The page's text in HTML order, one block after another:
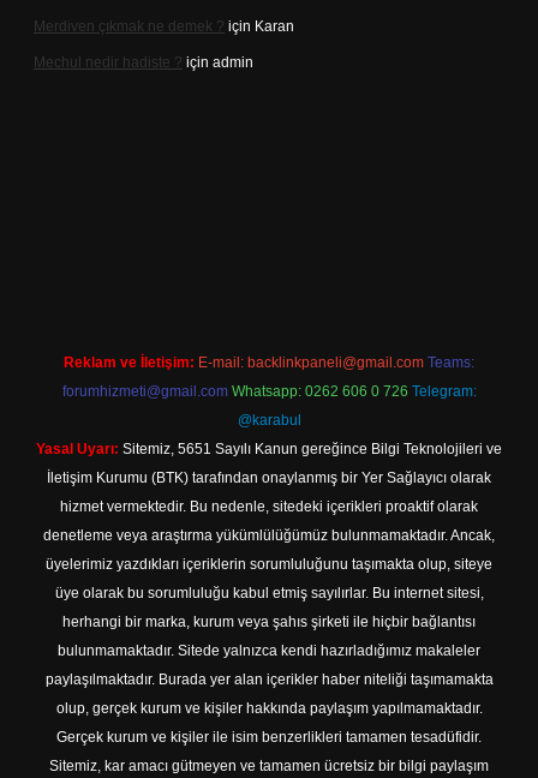
Merdiven çıkmak ne demek ? için Karan
Mechul nedir hadiste ? için admin
Reklam ve İletişim: E-mail: backlinkpaneli@gmail.com Teams:
forumhizmeti@gmail.com Whatsapp: 0262 606 0 726 Telegram:
@karabul
Yasal Uyarı: Sitemiz, 5651 Sayılı Kanun gereğince Bilgi Teknolojileri ve
İletişim Kurumu (BTK) tarafından onaylanmış bir Yer Sağlayıcı olarak
hizmet vermektedir. Bu nedenle, sitedeki içerikleri proaktif olarak
denetleme veya araştırma yükümlülüğümüz bulunmamaktadır. Ancak,
üyelerimiz yazdıkları içeriklerin sorumluluğunu taşımakta olup, siteye
üye olarak bu sorumluluğu kabul etmiş sayılırlar. Bu internet sitesi,
herhangi bir marka, kurum veya şahıs şirketi ile hiçbir bağlantısı
bulunmamaktadır. Sitede yalnızca kendi hazırladığımız makaleler
paylaşılmaktadır. Burada yer alan içerikler haber niteliği taşımamakta
olup, gerçek kurum ve kişiler hakkında paylaşım yapılmamaktadır.
Gerçek kurum ve kişiler ile isim benzerlikleri tamamen tesadüfidir.
Sitemiz, kar amacı gütmeyen ve tamamen ücretsiz bir bilgi paylaşım